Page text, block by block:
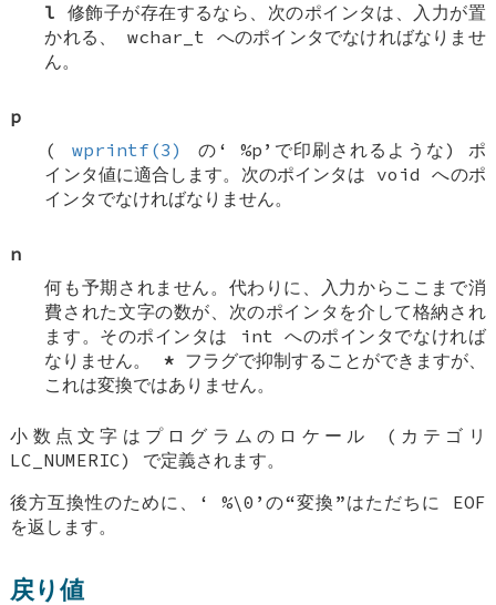
l 修飾子が存在するなら、次のポインタは、入力が置
かれる、wchar_t へのポインタでなければなりませ
ん。
p
(
wprintf(3) の‘%p ’で印刷されるような) ポ
インタ値に適合します。次のポインタは void へのポ
インタでなければなりません。
n
何も予期されません。代わりに、入力からここまで消
費された文字の数が、次のポインタを介して格納され
ます。そのポインタは
int へのポインタでなければ
なりません。 *フラグで抑制することができますが、
これは変換ではありません。
小数点文字はプログラムのロケール (カテゴリ
LC_NUMERIC) で定義されます。
後方互換性のために、‘ %\0 ’の“変換”はただちに EOF
を返します。
戻り値